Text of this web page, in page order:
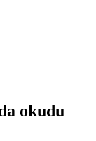
okudu